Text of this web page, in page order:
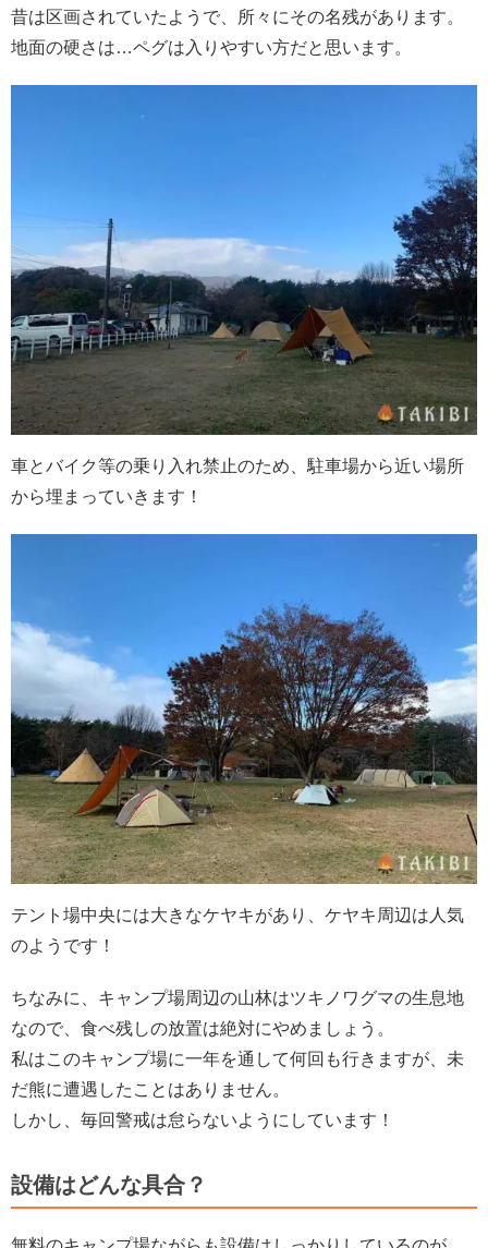
昔は区画されていたようで、所々にその名残があります。
地面の硬さは…ペグは入りやすい方だと思います。
車とバイク等の乗り入れ禁止のため、駐車場から近い場所
から埋まっていきます！
テント場中央には大きなケヤキがあり、ケヤキ周辺は人気
のようです！
ちなみに、キャンプ場周辺の山林はツキノワグマの生息地
なので、食べ残しの放置は絶対にやめましょう。
私はこのキャンプ場に一年を通して何回も行きますが、未
だ熊に遭遇したことはありません。
しかし、毎回警戒は怠らないようにしています！
設備はどんな具合？